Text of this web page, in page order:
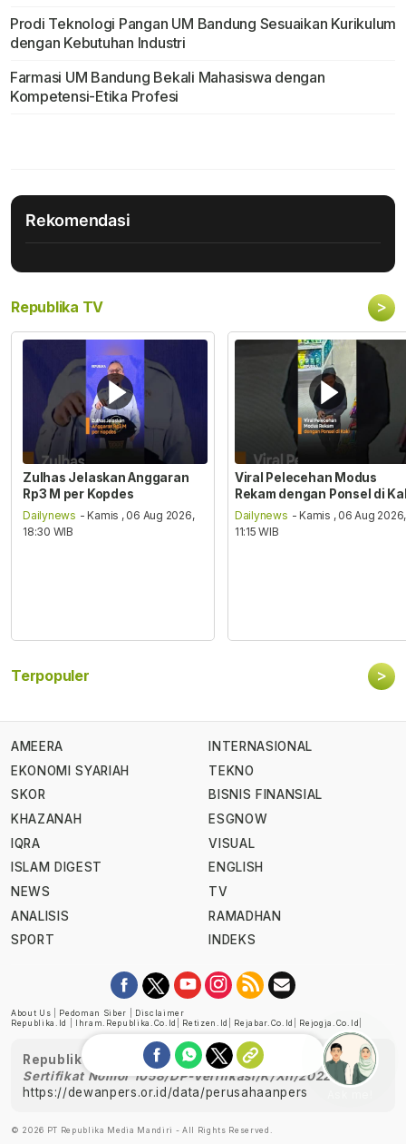
Prodi Teknologi Pangan UM Bandung Sesuaikan Kurikulum
dengan Kebutuhan Industri
Farmasi UM Bandung Bekali Mahasiswa dengan
Kompetensi-Etika Profesi
Rekomendasi
Republika TV >
Zulhas Jelaskan Anggaran
Rp3 M per Kopdes
Dailynews - Kamis , 06 Aug 2026,
18:30 WIB
Viral Pelecehan Modus
Rekam dengan Ponsel di
Dailynews - Kamis , 06 Aug 2026,
11:15 WIB
Terpopuler >
AMEERA
EKONOMI SYARIAH
SKOR
KHAZANAH
IQRA
ISLAM DIGEST
NEWS
ANALISIS
SPORT
INTERNASIONAL
TEKNO
BISNIS FINANSIAL
ESGNOW
VISUAL
ENGLISH
TV
RAMADHAN
INDEKS
About Us Pedoman Siber
Disclaimer
Republika.id
Ihram.republika.co.id Retizen.id Rejabar.co.id Rejogja.co.id
Republika telah diverifikasi oleh Dewan Pers
Sertifikat Nomor 1058/DP-Verifikasi/K/XII/2022
https://dewanpers.or.id/data/perusahaanpers
© 2026 PT Republika Media Mandiri - All Rights Reserved.